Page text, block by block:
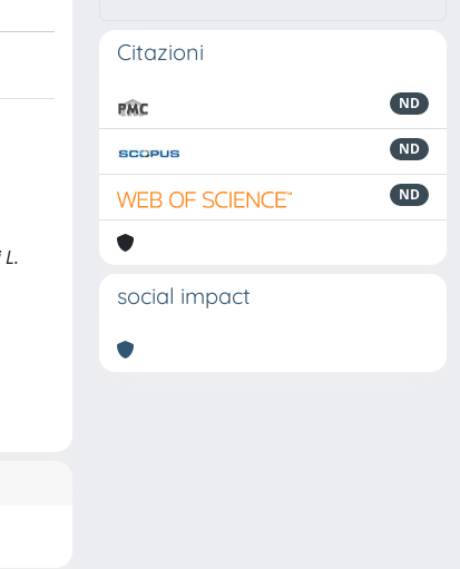
Citazioni
ND
ND
ND
social impact